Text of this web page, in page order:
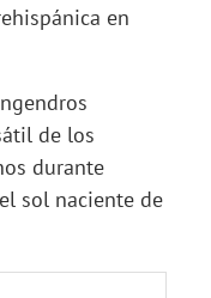
en
de los
durante
sol naciente de